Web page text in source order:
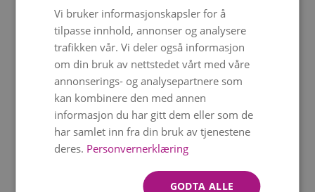
Solsikker
Solsikker er notorisk lyse og muntre, og
er den perfekte gaven til lærere som
konsekvent bringer energi og glede inn i
klasserommet.
Ville blomster
For en naturelskende lærer er en bukett
med markblomster en perfekt gave. Den
ENGLISH
Vi bruker informasjonskapsler for å
tilpasse innhold, annonser og analysere
trafikken vår. Vi deler også informasjon
om din bruk av nettstedet vårt med våre
annonserings- og analysepartnere som
kan kombinere den med annen
informasjon du har gitt dem eller som de
har samlet inn fra din bruk av tjenestene
deres. Personvernerklæring
GODTA ALLE